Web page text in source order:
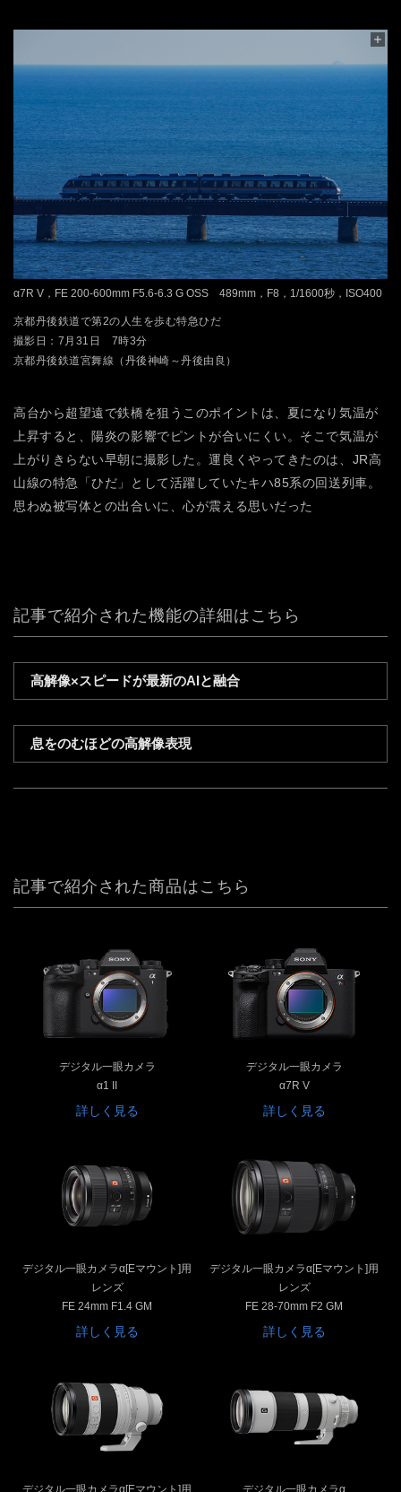
α7R V，FE 200-600mm F5.6-6.3 G OSS 489mm，F8，1/1600秒，ISO400
京都丹後鉄道で第2の人生を歩む特急ひだ
撮影日：7月31日 7時3分
京都丹後鉄道宮舞線（丹後神崎～丹後由良）
高台から超望遠で鉄橋を狙うこのポイントは、夏になり気温が
上昇すると、陽炎の影響でピントが合いにくい。そこで気温が
上がりきらない早朝に撮影した。運良くやってきたのは、JR高
山線の特急「ひだ」として活躍していたキハ85系の回送列車。
思わぬ被写体との出合いに、心が震える思いだった
記事で紹介された機能の詳細はこちら
高解像×スピードが最新のAIと融合
息をのむほどの高解像表現
記事で紹介された商品はこちら
デジタル一眼カメラ
α1 II
詳しく見る
デジタル一眼カメラ
α7R V
詳しく見る
デジタル一眼カメラα[Eマウント]用
レンズ
FE 24mm F1.4 GM
詳しく見る
デジタル一眼カメラα[Eマウント]用
レンズ
FE 28-70mm F2 GM
詳しく見る